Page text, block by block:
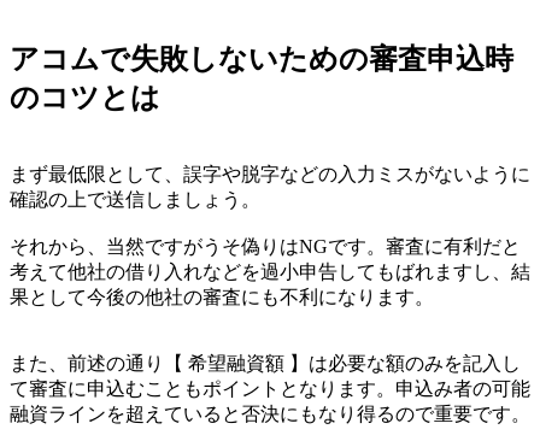
アコムで失敗しないための審査申込時
のコツとは
まず最低限として、 誤字や脱字などの入力ミスがないように
確認の上で送信しましょう。
それから、当然ですがうそ偽りはNGです。審査に有利だと
考えて他社の借り入れなどを過小申告してもばれますし、 結
果として今後の他社の審査にも不利 になります。
また、前述の通り【 希望融資額 】は必要な額のみを記入し
て審査に申込むこともポイントとなります。申込み者の可能
融資ラインを超えていると否決にもなり得るので重要です。